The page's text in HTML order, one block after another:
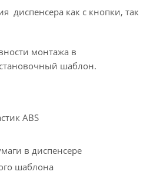
диспенсера как с кнопки, так
монтажа в
шаблон.
ABS
в диспенсере
шаблона